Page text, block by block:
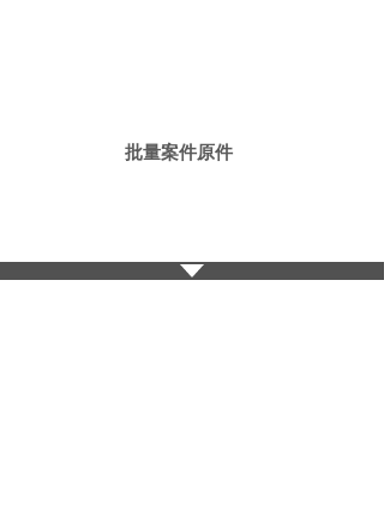
批量案件原件